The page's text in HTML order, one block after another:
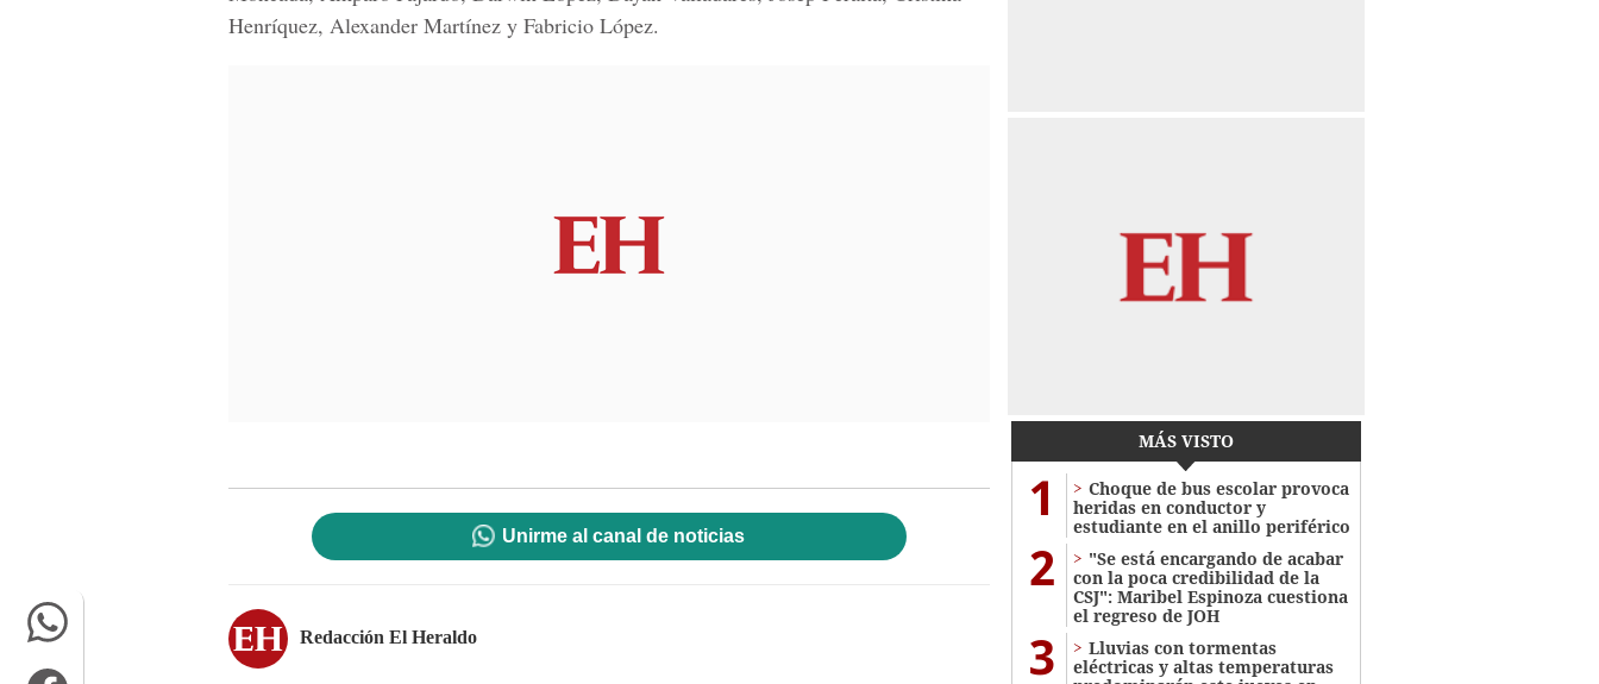
Henríquez, Alexander Martínez y Fabricio López.
Unirme al canal de noticias
Redacción El Heraldo
MÁS VISTO
1
Choque de bus escolar provoca
heridas en conductor y
estudiante en el anillo periférico
2
"Se está encargando de acabar
con la poca credibilidad de la
CSJ": Maribel Espinoza cuestiona
el regreso de JOH
3
Lluvias con tormentas
eléctricas y altas temperaturas